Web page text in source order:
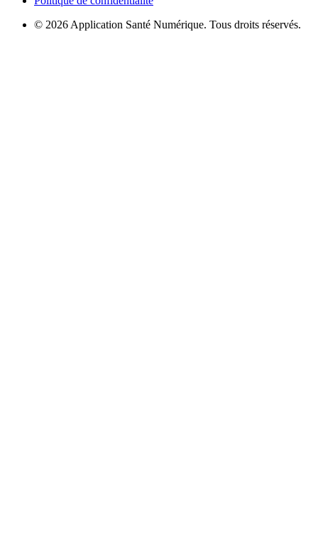
© 2026 Application Santé Numérique. Tous droits réservés.